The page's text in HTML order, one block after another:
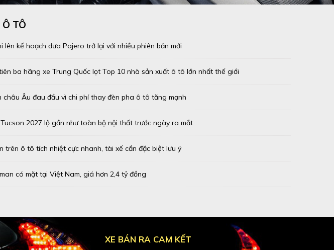
TÔ
lên kế hoạch đưa Pajero trở lại với nhiều phiên bản mới
ba hãng xe Trung Quốc lọt Top 10 nhà sản xuất ô tô lớn nhất thế giới
châu Âu đau đầu vì chi phí thay đèn pha ô tô tăng mạnh
2027 lộ gần như toàn bộ nội thất trước ngày ra mắt
trên ô tô tích nhiệt cực nhanh, tài xế cần đặc biệt lưu ý
có mặt tại Việt Nam, giá hơn 2,4 tỷ đồng
XE BÁN RA CAM KẾT